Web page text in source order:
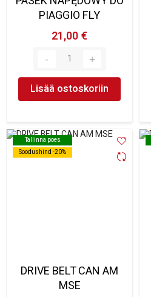
PIAGGIO FLY
21,00 €
Lisää ostoskoriin
Tallinna poes
Soodushind -20%
Tallinna poes
Soodushind -20%
DRIVE BELT CAN AM
MSE